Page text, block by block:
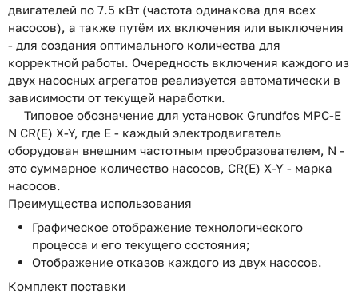
двигателей по 7.5 кВт (частота одинакова для всех
насосов), а также путём их включения или выключения
- для создания оптимального количества для
корректной работы. Очередность включения каждого из
двух насосных агрегатов реализуется автоматически в
зависимости от текущей наработки.
Типовое обозначение для установок Grundfos MPC-E
N CR(E) X-Y, где E - каждый электродвигатель
оборудован внешним частотным преобразователем, N -
это суммарное количество насосов, CR(E) X-Y - марка
насосов.
Преимущества использования
Графическое отображение технологического
процесса и его текущего состояния;
Отображение отказов каждого из двух насосов.
Комплект поставки